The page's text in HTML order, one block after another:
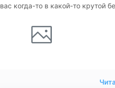
вас когда-то в какой-то крутой